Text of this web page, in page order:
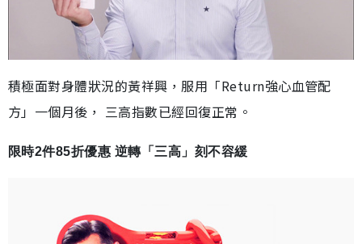
積極面對身體狀況的黃祥興，服用「Return強心血管配
方」一個月後， 三高指數已經回復正常。
限時2件85折優惠 逆轉「三高」刻不容緩